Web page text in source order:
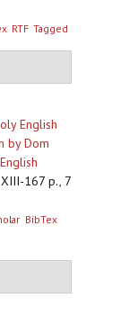
RTF Tagged
English
by Dom
167 p., 7
BibTex